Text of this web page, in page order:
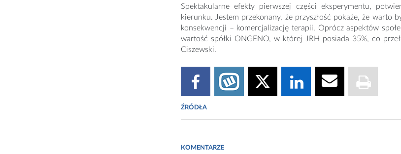
Spektakularne efekty pierwszej części eksperymentu,
kierunku. Jestem przekonany, że przyszłość pokaże, że warto
konsekwencji – komercjalizację terapii. Oprócz aspektów
wartość spółki ONGENO, w której JRH posiada 35%, co
Ciszewski.
ŹRÓDŁA
KOMENTARZE